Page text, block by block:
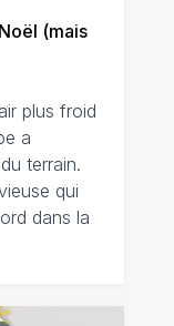
(mais
plus froid
a
terrain.
qui
dans la